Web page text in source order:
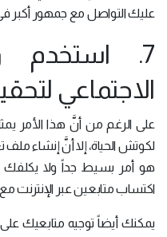
عليك التواصل مع جمهور أكبر في
7. استخدم
الاجتماعي
على الرغم من أنَّ هذا الأمر
لكوتش الحياة، إلا أنَّ إنشاء
هو أمر بسيط جداً ولا يكلفك
اكتساب متابعين عبر
يمكنك أيضاً توجيه متابعيك